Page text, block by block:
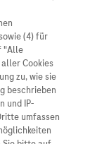
uns antreibt
Standorte
Stories
Zukunftslabor
Service für
zu
ist
Studien
A-Z
Pipeline
Fachportal
Sinne des
äußert
Dritter und
(4) für
"Alle
Cookies
zu, wie sie
beschrieben
und IP-
umfassen